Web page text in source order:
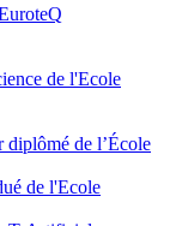
de l'Ecole
diplômé de l’École
de l'Ecole